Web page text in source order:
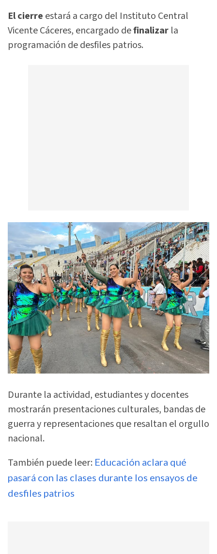
El cierre estará a cargo del Instituto Central
Vicente Cáceres, encargado definalizar la
programación de desfiles patrios.
Durante la actividad, estudiantes y docentes
mostrarán presentaciones culturales, bandas de
guerra y representaciones que resaltan el orgullo
nacional.
También puede leer: Educación aclara qué
pasará con las clases durante los ensayos de
desfiles patrios